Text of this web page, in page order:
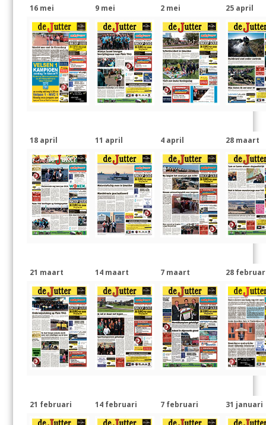
16 mei 9 mei 2 mei 25 april
18 april 11 april 4 april 28 maart
21 maart 14 maart 7 maart 28
21 februari 14 februari 7 februari 31 januari